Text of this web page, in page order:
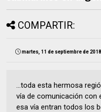
COMPARTIR:
martes, 11 de septiembre de 2018
...toda esta hermosa
vía de comunicación con
esa vía entran todos los